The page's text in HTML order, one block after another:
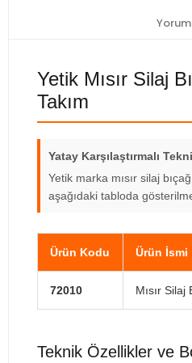
Yetik Mısır Silaj
Takım
Yatay Karşılaştırmalı
Yetik marka mısır silaj
aşağıdaki tabloda
Ürün Kodu Ürün İsmi
72010 Mısır Silaj
Teknik Özellikler ve